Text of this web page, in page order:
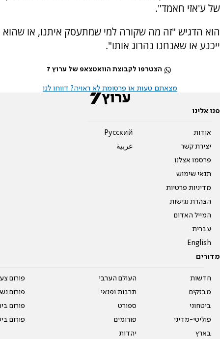
של ע'אזי חאמד".
הוא הדגיש "זה מה שקורה למי שמתעסק איתנו, או שהוא
ייכנע או שאנחנו נהרוג אותו".
הצטרפו לקבוצת הוואטצאפ של ערוץ 7
מצאתם טעות או פרסומת לא ראויה? דווחו לנו
פנו אלינו
אודות
יצירת קשר
פרסמו אצלנו
תנאי שימוש
מדיניות פרטיות
הצהרת נגישות
המייל האדום
עברית
English
Pусский
عربية
מדורים
חדשות
מבזקים
ביטחוני
פוליטי-מדיני
בארץ
העולם הערבי
תרבות ופנאי
ספורט
פורומים
יהדות
פורום
פורום
פורום
פורום